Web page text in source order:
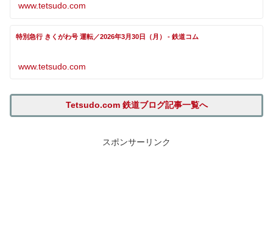
www.tetsudo.com
特別急行 きくがわ号 運転／2026年3月30日（月） - 鉄道コム
www.tetsudo.com
Tetsudo.com 鉄道ブログ記事一覧へ
スポンサーリンク